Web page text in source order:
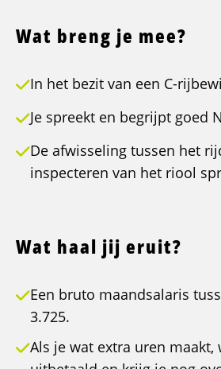
Wat breng je mee?
In het bezit van een C-
Je spreekt en begrijpt goed
De afwisseling tussen het
inspecteren van het riool
Wat haal jij eruit?
Een bruto maandsalaris
3.725.
Als je wat extra uren maakt,